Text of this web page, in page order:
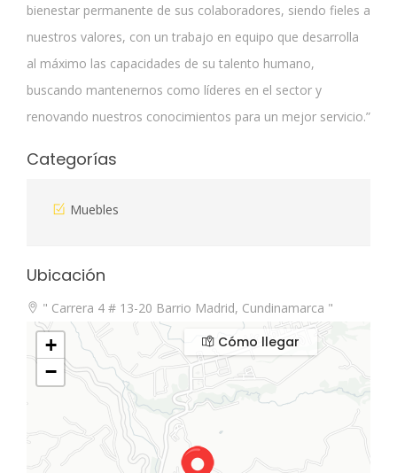
bienestar permanente de sus colaboradores, siendo fieles a
nuestros valores, con un trabajo en equipo que desarrolla
al máximo las capacidades de su talento humano,
buscando mantenernos como líderes en el sector y
renovando nuestros conocimientos para un mejor servicio.”
Categorías
Muebles
Ubicación
" Carrera 4 # 13-20 Barrio Madrid, Cundinamarca "
+
−
Cómo llegar